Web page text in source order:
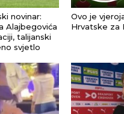
novinar:
Alajbegovića
talijanski
svjetlo
Ovo je
Hrvatske za